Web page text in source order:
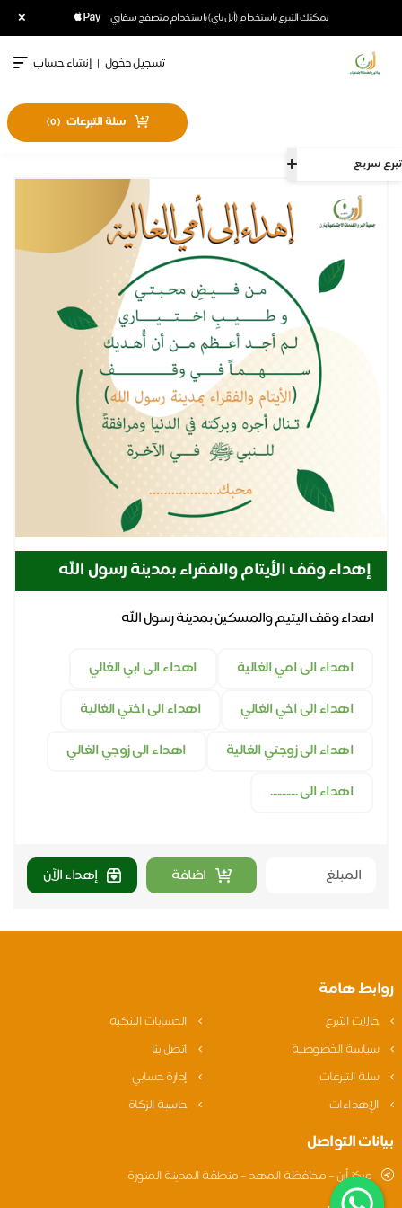
يمكنك التبرع باستخدام (أبل باي) باستخدام متصفح سفاري ×
تبرع سريع
تسجيل دخول | إنشاء حساب
سلة التبرعات (
0
)
إهداء وقف الأيتام والفقراء بمدينة رسول الله
اهداء وقف اليتيم والمسكين بمدينة رسول الله
اهداء الى امي الغالية
اهداء الى ابي الغالي
اهداء الى اخي الغالي
اهداء الى اختي الغالية
اهداء الى زوجتي الغالية
اهداء الى زوجي الغالي
اهداء الى ............
اضافة إهداء الآن
روابط هامة
حالات التبرع
الحسابات البنكية
سياسة الخصوصية
اتصل بنا
سلة التبرعات
إدارة حسابي
الإهداءات
حاسبة الزكاة
بيانات التواصل
مركز أرن – محافظة المهد – منطقة المدينة المنورة